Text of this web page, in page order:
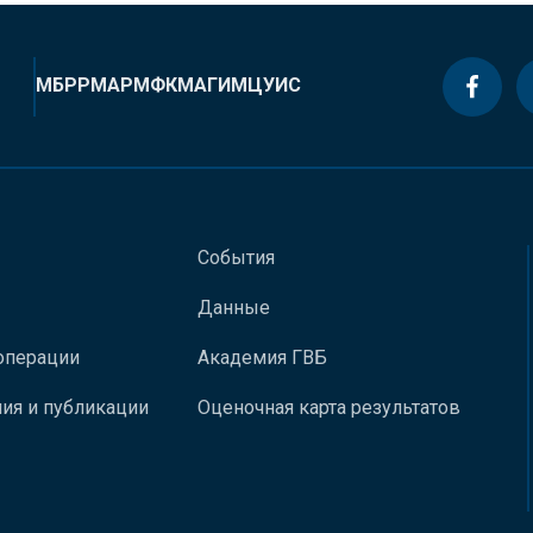
МБРРМАРМФКМАГИМЦУИС
и публикации
События
Данные
Академия ГВБ
Оценочная карта результатов